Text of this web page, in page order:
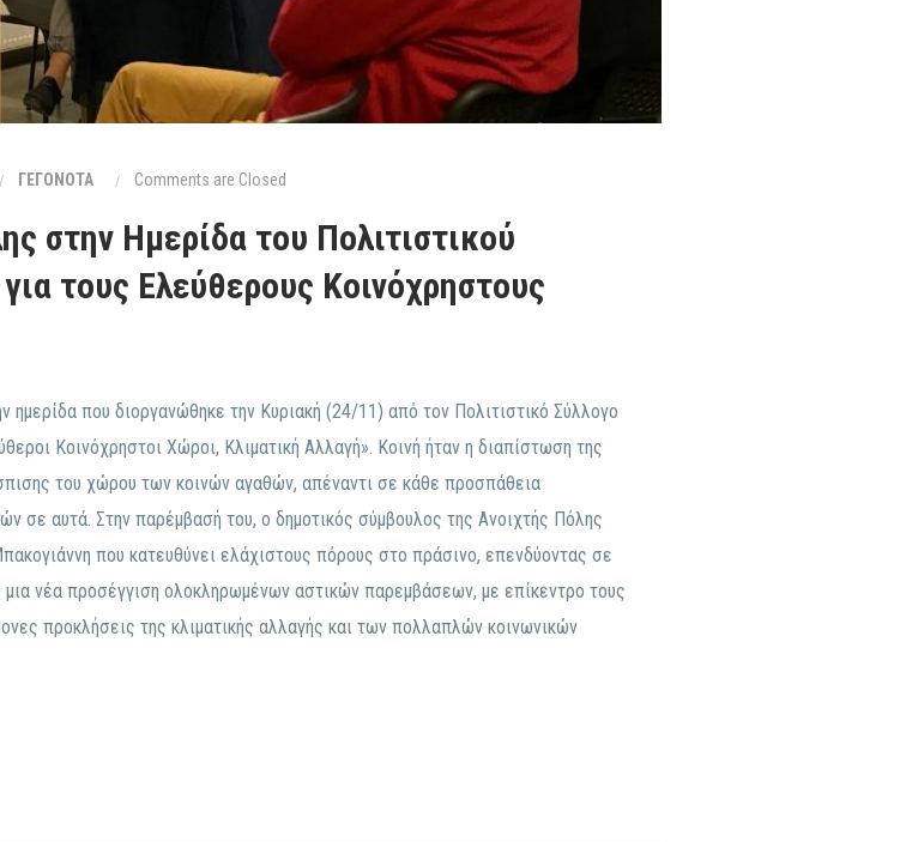
ΓΕΓΟΝΟΤΑ Comments are Closed
στην Ημερίδα του Πολιτιστικού
τους Ελεύθερους Κοινόχρηστους
που διοργανώθηκε την Κυριακή (24/11) από τον Πολιτιστικό Σύλλογο
Κοινόχρηστοι Χώροι, Κλιματική Αλλαγή». Κοινή ήταν η διαπίστωση της
του χώρου των κοινών αγαθών, απέναντι σε κάθε προσπάθεια
σε αυτά. Στην παρέμβασή του, ο δημοτικός σύμβουλος της Ανοιχτής Πόλης
που κατευθύνει ελάχιστους πόρους στο πράσινο, επενδύοντας σε
νέα προσέγγιση ολοκληρωμένων αστικών παρεμβάσεων, με επίκεντρο τους
προκλήσεις της κλιματικής αλλαγής και των πολλαπλών κοινωνικών